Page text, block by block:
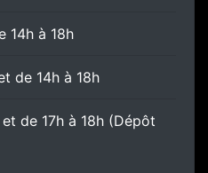
14h à 18h
de 14h à 18h
de 17h à 18h (Dépôt